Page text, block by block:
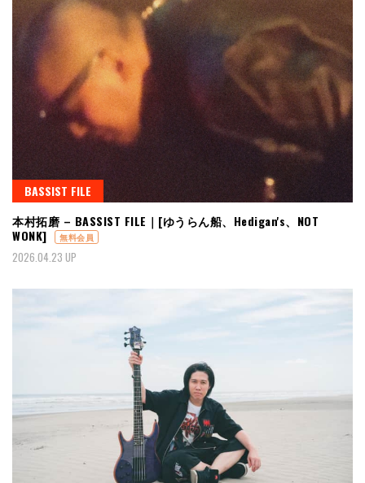
BASSIST FILE
本村拓磨 – BASSIST FILE｜[ゆうらん船、Hedigan's、NOT
WONK]
無料会員
2026.04.23 UP